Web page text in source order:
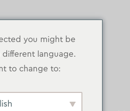
you might be
different language.
to change to: